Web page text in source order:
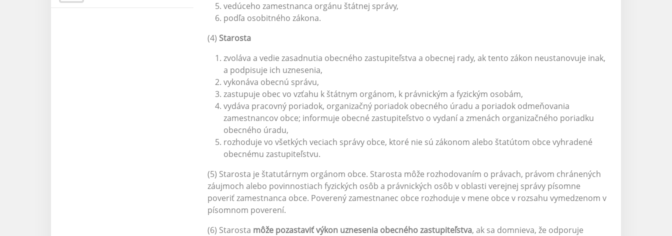
vedúceho zamestnanca orgánu štátnej správy,
podľa osobitného zákona.
(4) Starosta
zvoláva a vedie zasadnutia obecného zastupiteľstva a obecnej rady, ak tento zákon neustanovuje inak,
a podpisuje ich uznesenia,
vykonáva obecnú správu,
zastupuje obec vo vzťahu k štátnym orgánom, k právnickým a fyzickým osobám,
vydáva pracovný poriadok, organizačný poriadok obecného úradu a poriadok odmeňovania
zamestnancov obce; informuje obecné zastupiteľstvo o vydaní a zmenách organizačného poriadku
obecného úradu,
rozhoduje vo všetkých veciach správy obce, ktoré nie sú zákonom alebo štatútom obce vyhradené
obecnému zastupiteľstvu.
(5) Starosta je štatutárnym orgánom obce. Starosta môže rozhodovaním o právach, právom chránených
záujmoch alebo povinnostiach fyzických osôb a právnických osôb v oblasti verejnej správy písomne
poveriť zamestnanca obce. Poverený zamestnanec obce rozhoduje v mene obce v rozsahu vymedzenom v
písomnom poverení.
(6) Starosta môže pozastaviť výkon uznesenia obecného zastupiteľstva, ak sa domnieva, že odporuje